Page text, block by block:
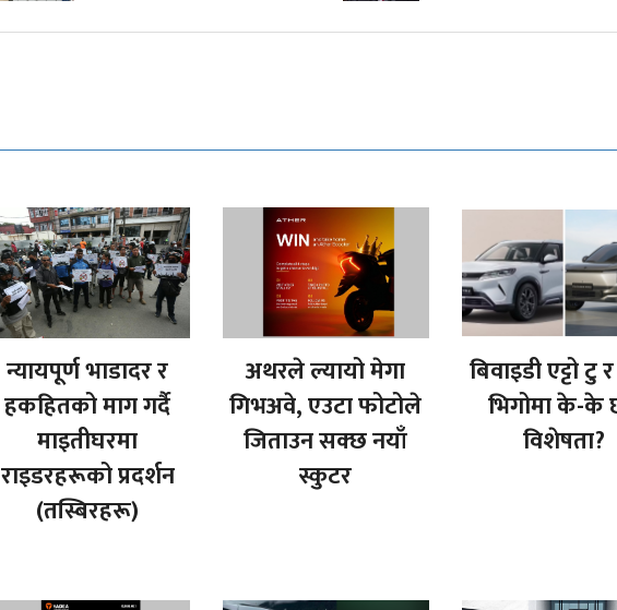
न्यायपूर्ण भाडादर र
हकहितको माग गर्दै
माइतीघरमा
राइडरहरूको प्रदर्शन
(तस्बिरहरू)
अथरले ल्यायो मेगा
गिभअवे, एउटा फोटोले
जिताउन सक्छ नयाँ
स्कुटर
बिवाइडी एट्टो टु
भिगोमा के-के
विशेषता?